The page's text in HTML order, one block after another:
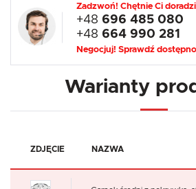
Zadzwoń! Chętnie Ci
+48 696 485 080
+48 664 990 281
Negocjuj! Sprawdź
Warianty
ZDJĘCIE NAZWA